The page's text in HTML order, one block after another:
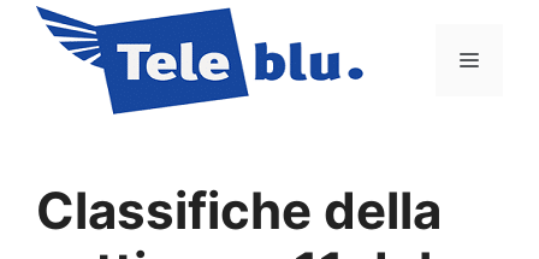
contenuto
Menu
Classifiche della